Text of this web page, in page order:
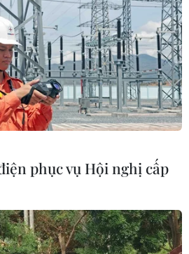
và 2 tỉnh Hưng Yên, Bắc Ninh.
phục vụ Hội nghị cấp